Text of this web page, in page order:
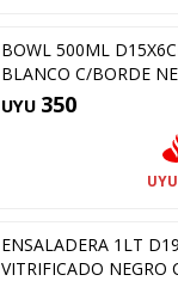
BOWL 500ML
BLANCO C/BORDE
UYU 350
UYU
ENSALADERA 1LT
VITRIFICADO NEGRO